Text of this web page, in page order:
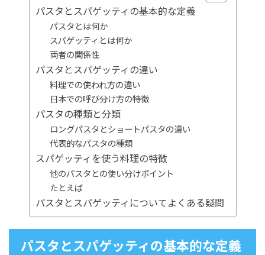
パスタとスパゲッティの基本的な定義
パスタとは何か
スパゲッティとは何か
両者の関係性
パスタとスパゲッティの違い
料理での使われ方の違い
日本での呼び分け方の特徴
パスタの種類と分類
ロングパスタとショートパスタの違い
代表的なパスタの種類
スパゲッティを使う料理の特徴
他のパスタとの使い分けポイント
たとえば
パスタとスパゲッティについてよくある疑問
パスタとスパゲッティの基本的な定義